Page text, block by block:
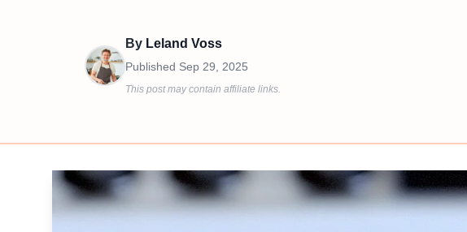
By Leland Voss
Published Sep 29, 2025
This post may contain affiliate links.